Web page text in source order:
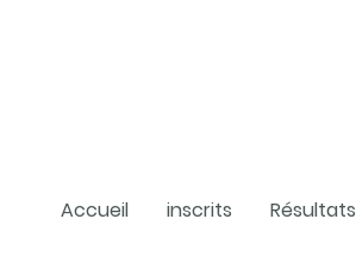
Accueil inscrits Résultats